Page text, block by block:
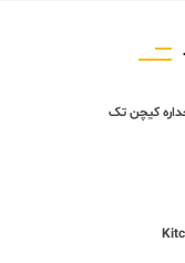
متری سه جداره کیچن تک